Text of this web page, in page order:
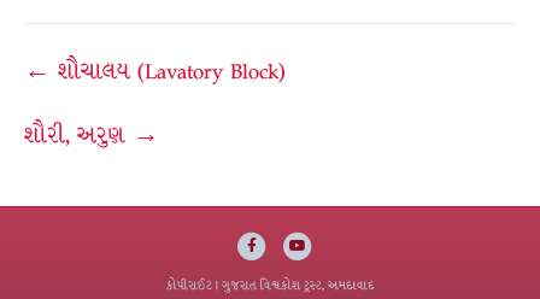
Post
navigation
← શૌચાલય (Lavatory Block)
શૌરી, અરુણ →
FacebookYoutube
કોપીરાઈટ| ગુજરાત વિશ્વકોશ ટ્રસ્ટ, અમદાવાદ